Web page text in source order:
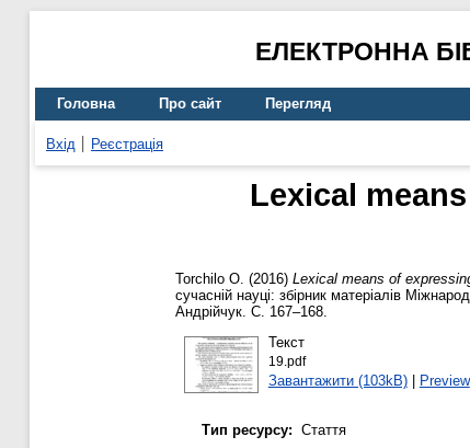
ЕЛЕКТРОННА
Головна Про сайт Перегляд
Вхід Реєстрація
Lexical
Torchilo O. (2016) Lexical means of
сучасній науці: збірник матеріалів
Андрійчук. С. 167–168.
Текст
19.pdf
Завантажити (103kB)| Preview
Тип ресурсу: Стаття